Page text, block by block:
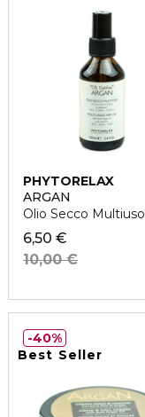
PHYTORELAX
ARGAN
Olio Secco Multiuso
6,50 €
10,00 €
Best Seller
40%